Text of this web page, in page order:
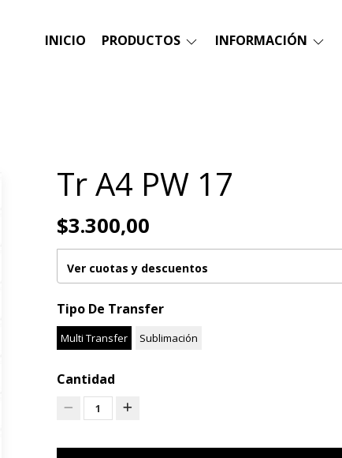
INICIO PRODUCTOS INFORMACIÓN
Tr A4 PW 17
$3.300,00
Ver cuotas y descuentos
Tipo De Transfer
Multi Transfer Sublimación
Cantidad
1